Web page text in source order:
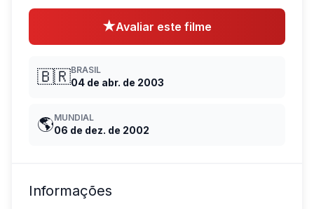
★Avaliar este filme
🇧🇷BRASIL
04 de abr. de 2003
🌎MUNDIAL
06 de dez. de 2002
Informações